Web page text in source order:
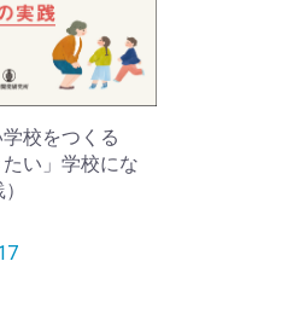
校をつくる
たい」学校にな